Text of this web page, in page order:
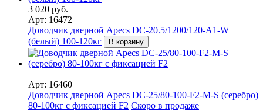
3 020 руб.
Арт: 16472
Доводчик дверной Apecs DC-20.5/1200/120-A1-W
(белый) 100-120кг
В корзину
Арт: 16460
Доводчик дверной Apecs DC-25/80-100-F2-M-S (серебро)
80-100кг с фиксацией F2 Скоро в продаже